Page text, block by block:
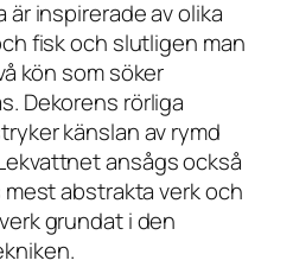
inspirerade av olika
fisk och slutligen man
kön som söker
Dekorens rörliga
känslan av rymd
ansågs också
abstrakta verk och
grundat i den